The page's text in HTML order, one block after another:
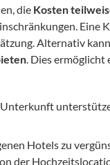
die Kosten
Eine
Alternativ
. Dies ermöglicht
Hotels zu
der